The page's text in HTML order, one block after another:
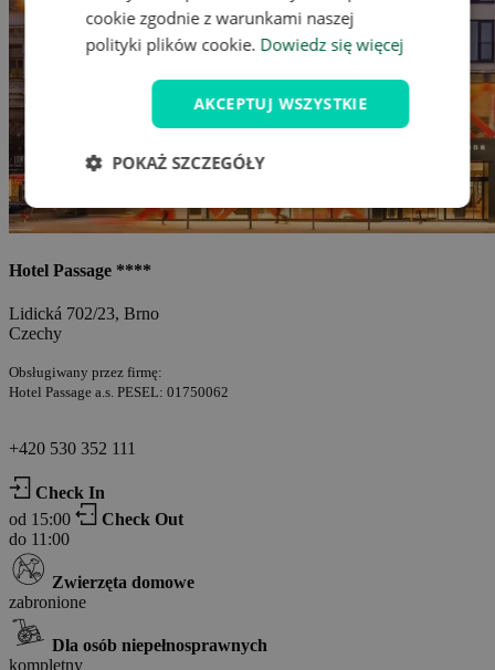
Hotel Passage ****
Lidická 702/23, Brno
Czechy
Obsługiwany przez firmę:
Hotel Passage a.s. PESEL: 01750062
+420 530 352 111
Check In
od 15:00
Check Out
do 11:00
Zwierzęta domowe
zabronione
Dla osób niepełnosprawnych
kompletny
cookie zgodnie z warunkami naszej
polityki plików cookie. Dowiedz się więcej
AKCEPTUJ WSZYSTKIE
POKAŻ SZCZEGÓŁY